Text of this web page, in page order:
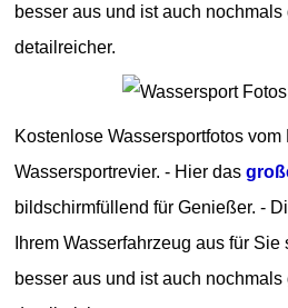
besser aus und ist auch
detailreicher.
Kostenlose Wassersportfotos
Wassersportrevier. - Hier das
bildschirmfüllend für Genießer. -
Ihrem Wasserfahrzeug aus für
besser aus und ist auch